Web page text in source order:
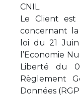
CNIL.
Le Client est
concernant
loi du 21
l’Economie
Liberté du
Règlement
Données